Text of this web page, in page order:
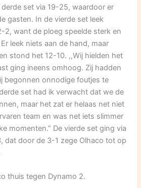
set via 19-25, waardoor er
gasten. In de vierde set leek
2, want de ploeg speelde sterk en
leek niets aan de hand, maar
stond het 12-10. ,,Wij hielden het
ging ineens omhoog. Zij hadden
begonnen onnodige foutjes te
set had ik verwacht dat we de
maar het zat er helaas net niet
team en was net iets slimmer
momenten.” De vierde set ging via
dat door de 3-1 zege Olhaco tot op
thuis tegen Dynamo 2.